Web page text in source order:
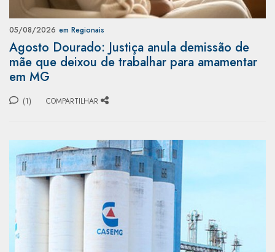
05/08/2026 em Regionais
Agosto Dourado: Justiça anula demissão de
mãe que deixou de trabalhar para amamentar
em MG
(1) COMPARTILHAR